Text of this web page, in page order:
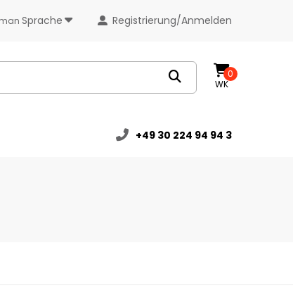
Sprache Registrierung/Anmelden
WK
0
+49 30 224 94 94 3